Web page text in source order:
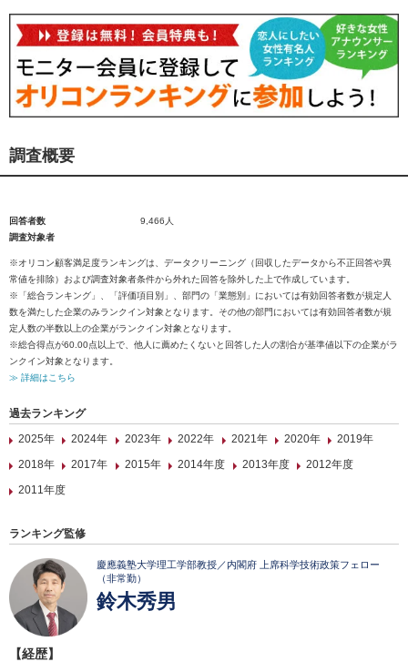
調査概要
回答者数
9,466人
調査対象者
※オリコン顧客満足度ランキングは、データクリーニング（回収したデータから不正回答や異
常値を排除）および調査対象者条件から外れた回答を除外した上で作成しています。
※「総合ランキング」、「評価項目別」、部門の「業態別」においては有効回答者数が規定人
数を満たした企業のみランクイン対象となります。その他の部門においては有効回答者数が規
定人数の半数以上の企業がランクイン対象となります。
※総合得点が60.00点以上で、他人に薦めたくないと回答した人の割合が基準値以下の企業がラ
ンクイン対象となります。
≫ 詳細はこちら
過去ランキング
2025年
2024年 2023年 2022年 2021年 2020年
2019年
2018年
2017年 2015年 2014年度 2013年度
2012年度
2011年度
ランキング監修
慶應義塾大学理工学部教授／内閣府 上席科学技術政策フェロー
（非常勤）
鈴木秀男
【経歴】